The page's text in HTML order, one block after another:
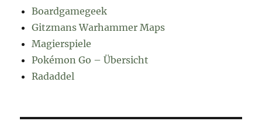
Boardgamegeek
Gitzmans Warhammer Maps
Magierspiele
Pokémon Go – Übersicht
Radaddel